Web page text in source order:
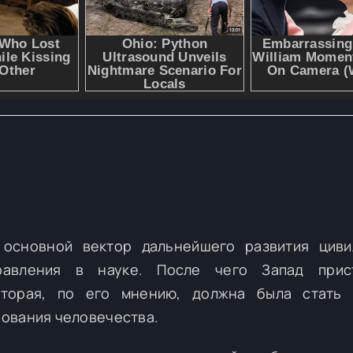
вектор дальнейшего развития
в науке. После чего Запад
по его мнению, должна была стать
человечества.